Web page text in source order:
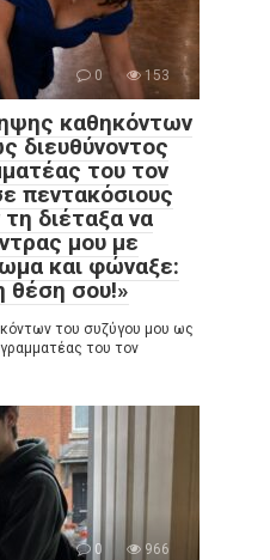
0 153
καθηκόντων
διευθύνοντος
του τον
πεντακόσιους
διέταξα να
μου με
και φώναξε:
θέση σου!»
του συζύγου μου ως
του τον
0 966